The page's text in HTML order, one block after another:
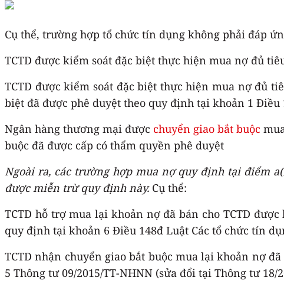
Cụ thể, trường hợp tổ chức tín dụng không phải đáp
TCTD được kiểm soát đặc biệt thực hiện mua nợ đủ
TCTD được kiểm soát đặc biệt thực hiện mua nợ đủ
biệt đã được phê duyệt theo quy định tại khoản 1 Điều
Ngân hàng thương mại được chuyển giao bắt buộc
buộc đã được cấp có thẩm quyền phê duyệt
Ngoài ra, các trường hợp mua nợ quy định tại điểm
được miễn trừ quy định này.Cụ thể:
TCTD hỗ trợ mua lại khoản nợ đã bán cho TCTD
quy định tại khoản 6 Điều 148đ Luật Các tổ chức tín
TCTD nhận chuyển giao bắt buộc mua lại khoản nợ
5 Thông tư 09/2015/TT-NHNN (sửa đổi tại Thông tư 18/